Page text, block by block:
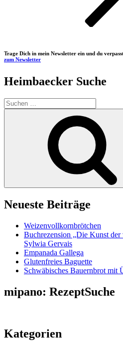
Trage Dich in mein Newsletter ein und du
zum Newsletter
Heimbaecker Suche
Suchen
nach:
Neueste Beiträge
Weizenvollkornbrötchen
Buchrezension „Die Kunst
Sylwia Gervais
Empanada Gallega
Glutenfreies Baguette
Schwäbisches Bauernbrot mit
mipano: RezeptSuche
Kategorien